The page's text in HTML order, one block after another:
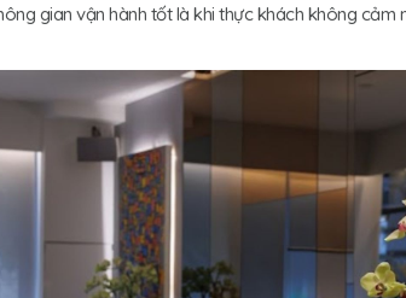
gian vận hành tốt là khi thực khách không cảm